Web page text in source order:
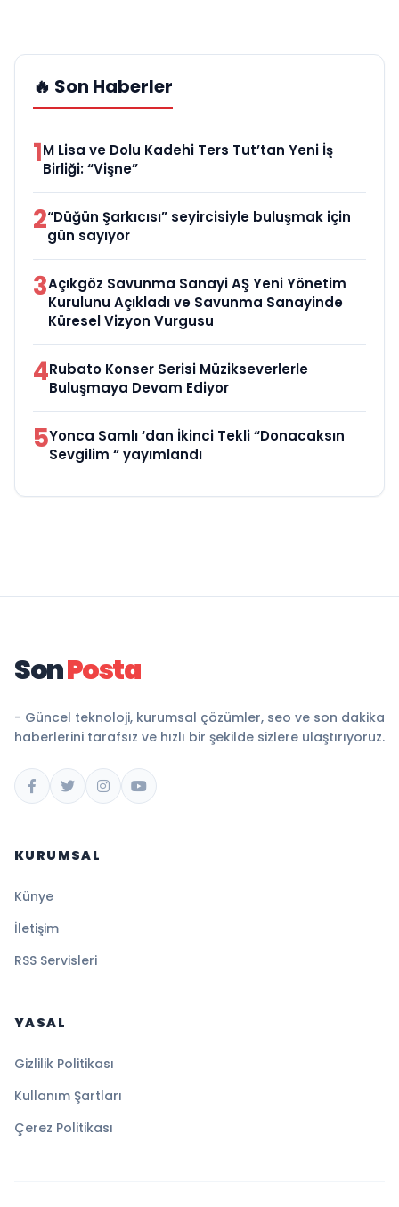
🔥 Son Haberler
1M Lisa ve Dolu Kadehi Ters Tut’tan Yeni İş
Birliği: “Vişne”
2“Düğün Şarkıcısı” seyircisiyle buluşmak için
gün sayıyor
3Açıkgöz Savunma Sanayi AŞ Yeni Yönetim
Kurulunu Açıkladı ve Savunma Sanayinde
Küresel Vizyon Vurgusu
4Rubato Konser Serisi Müzikseverlerle
Buluşmaya Devam Ediyor
5Yonca Samlı ‘dan İkinci Tekli “Donacaksın
Sevgilim “ yayımlandı
SonPosta
- Güncel teknoloji, kurumsal çözümler, seo ve son dakika
haberlerini tarafsız ve hızlı bir şekilde sizlere ulaştırıyoruz.
KURUMSAL
Künye
İletişim
RSS Servisleri
YASAL
Gizlilik Politikası
Kullanım Şartları
Çerez Politikası